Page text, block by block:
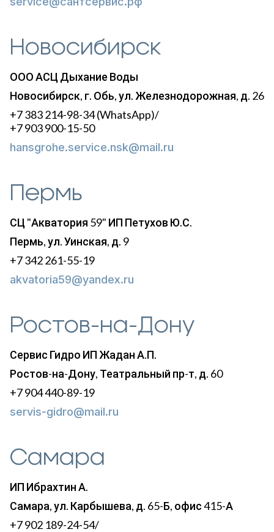
Новосибирск
ООО АСЦ Дыхание Воды
Новосибирск, г. Обь, ул. Железнодорожная, д. 26
+7 383 214-98-34 (WhatsApp)/
+7 903 900-15-50
hansgrohe.service.nsk@mail.ru
Пермь
СЦ "Акватория 59" ИП Петухов Ю.С.
Пермь, ул. Уинская, д. 9
+7 342 261-55-19
akvatoria59@yandex.ru
Ростов-на-Дону
Сервис Гидро ИП Жадан А.П.
Ростов-на-Дону, Театральный пр-т, д. 60
+7 904 440-89-19
servis-gidro@mail.ru
Самара
ИП Ибрахтин А.
Самара, ул. Карбышева, д. 65-Б, офис 415-А
+7 902 189-24-54/